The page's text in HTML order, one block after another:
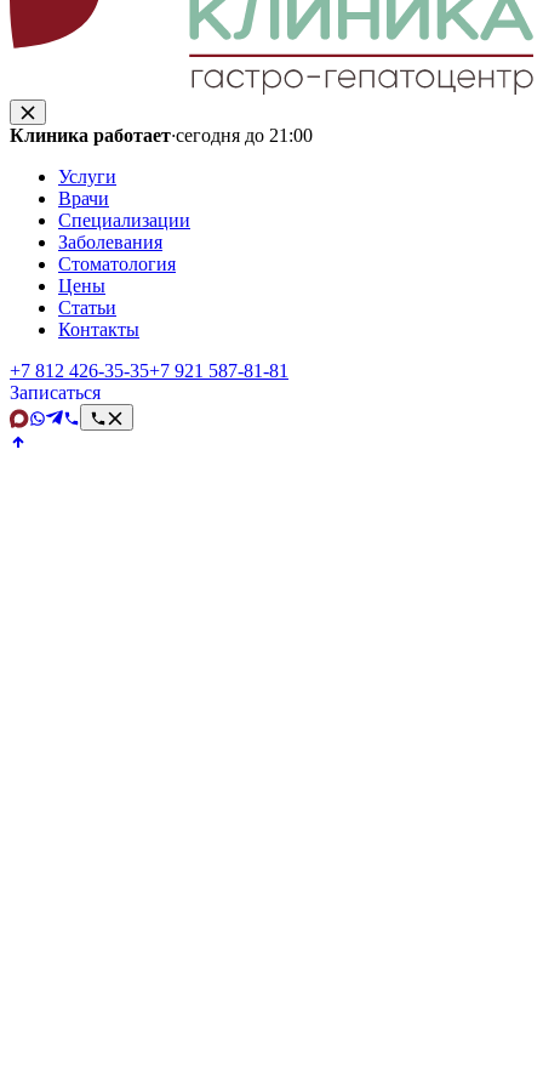
Клиника работает·сегодня до 21:00
Услуги
Врачи
Специализации
Заболевания
Стоматология
Цены
Статьи
Контакты
+7 812 426‑35‑35+7 921 587‑81‑81
Записаться